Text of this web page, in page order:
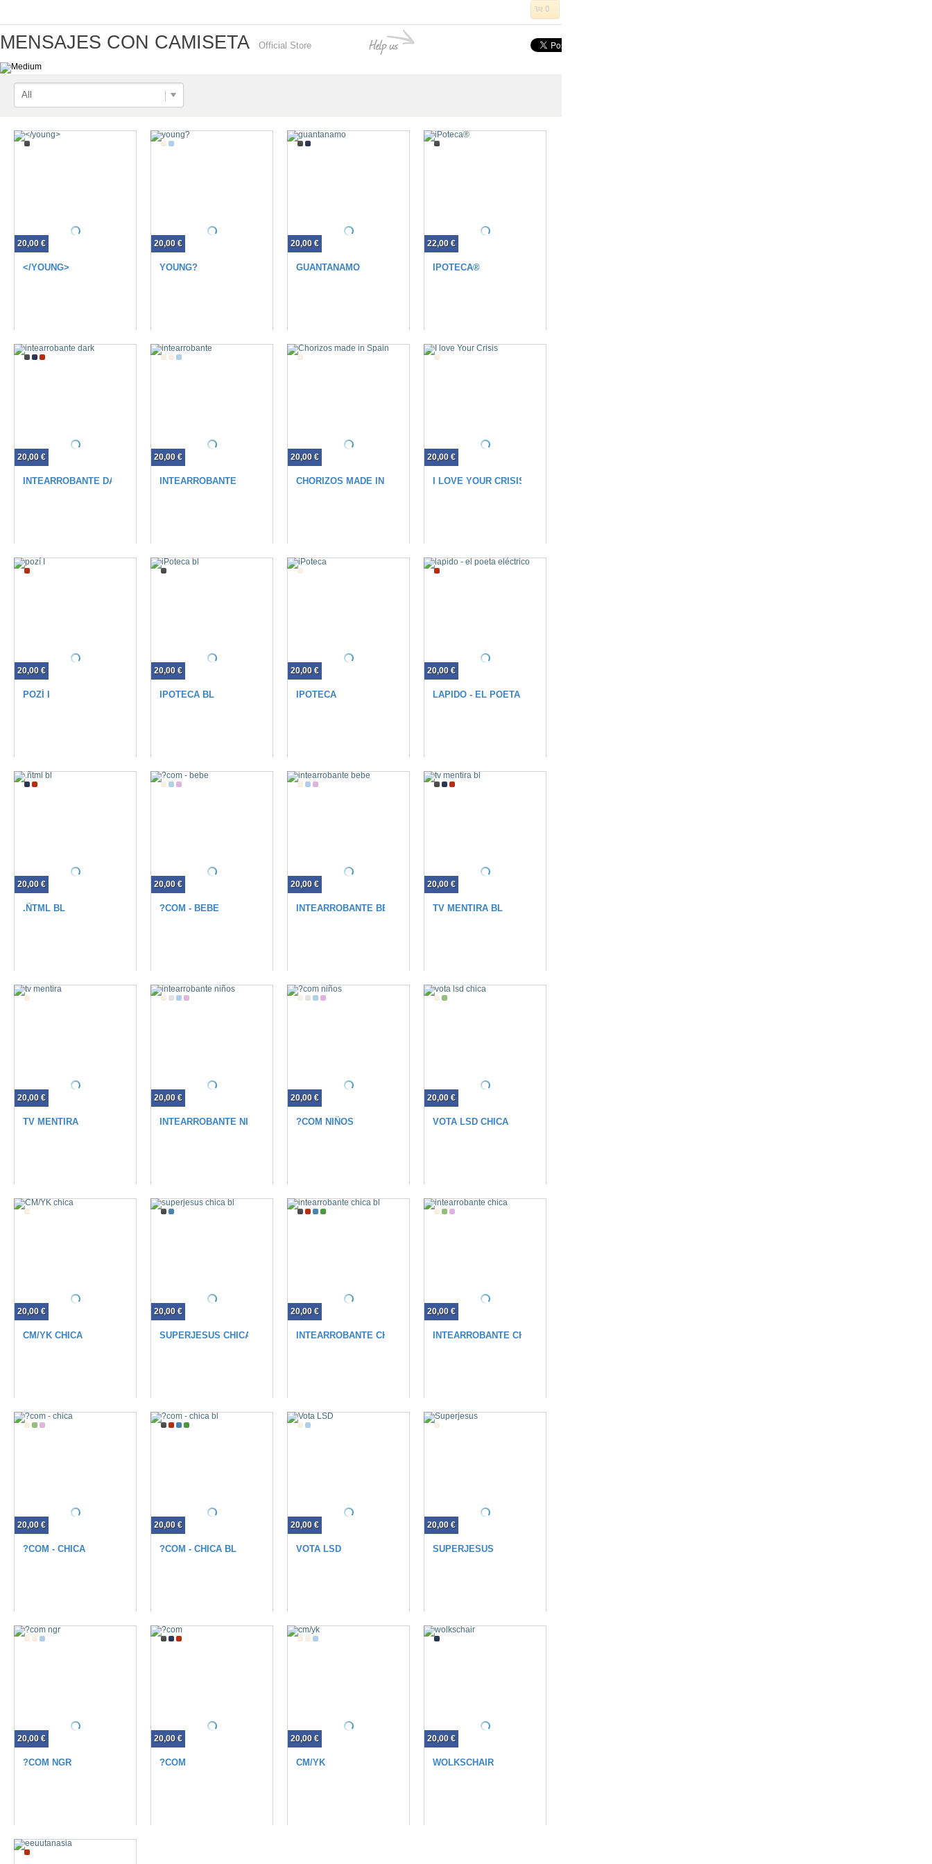
0
MENSAJES CON CAMISETA Official Store
All
</YOUNG>
20,00 €
YOUNG?
20,00 €
GUANTANAMO
20,00 €
IPOTECA®
22,00 €
INTEARROBANTE DARK
20,00 €
INTEARROBANTE
20,00 €
CHORIZOS MADE IN SPAIN
20,00 €
I LOVE YOUR CRISIS
20,00 €
POZÍ I
20,00 €
IPOTECA BL
20,00 €
IPOTECA
20,00 €
LAPIDO - EL POETA ELÉCTRICO
20,00 €
.ÑTML BL
20,00 €
?COM - BEBE
20,00 €
INTEARROBANTE BEBE
20,00 €
TV MENTIRA BL
20,00 €
TV MENTIRA
20,00 €
INTEARROBANTE NIÑOS
20,00 €
?COM NIÑOS
20,00 €
VOTA LSD CHICA
20,00 €
CM/YK CHICA
20,00 €
SUPERJESUS CHICA BL
20,00 €
INTEARROBANTE CHICA BL
20,00 €
INTEARROBANTE CHICA
20,00 €
?COM - CHICA
20,00 €
?COM - CHICA BL
20,00 €
VOTA LSD
20,00 €
SUPERJESUS
20,00 €
?COM NGR
20,00 €
?COM
20,00 €
CM/YK
20,00 €
WOLKSCHAIR
20,00 €